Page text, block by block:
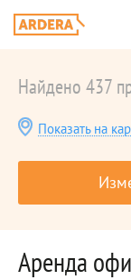
Найдено 437
Показать на
Аренда